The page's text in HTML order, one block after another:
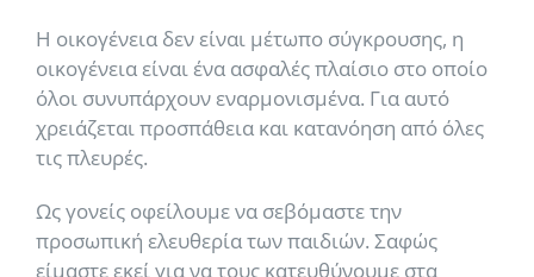
Η οικογένεια δεν είναι μέτωπο σύγκρουσης, η
οικογένεια είναι ένα ασφαλές πλαίσιο στο οποίο
όλοι συνυπάρχουν εναρμονισμένα. Για αυτό
χρειάζεται προσπάθεια και κατανόηση από όλες
τις πλευρές.
Ως γονείς οφείλουμε να σεβόμαστε την
προσωπική ελευθερία των παιδιών. Σαφώς
είμαστε εκεί για να τους κατευθύνουμε στα